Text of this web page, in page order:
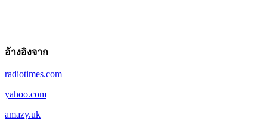
อ้างอิงจาก
radiotimes.com
yahoo.com
amazy.uk